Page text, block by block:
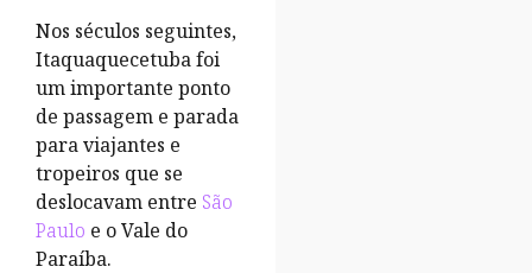
Nos séculos seguintes,
Itaquaquecetuba foi
um importante ponto
de passagem e parada
para viajantes e
tropeiros que se
deslocavam entre São
Paulo e o Vale do
Paraíba.